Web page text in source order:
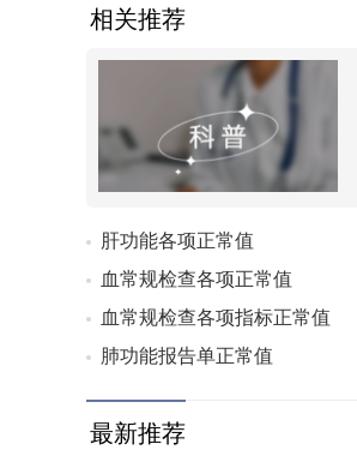
相关推荐
肝功能各项正常值
血常规检查各项正常值
血常规检查各项指标正常值
肺功能报告单正常值
最新推荐